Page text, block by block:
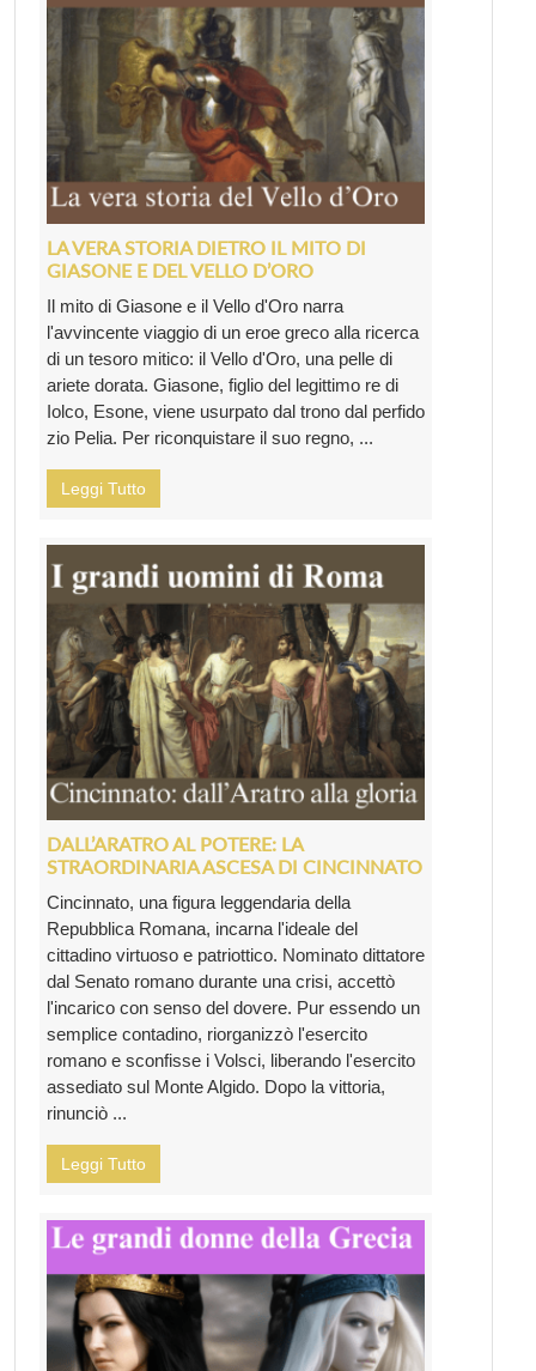
LA VERA STORIA DIETRO IL MITO DI
GIASONE E DEL VELLO D’ORO
Il mito di Giasone e il Vello d'Oro narra
l'avvincente viaggio di un eroe greco alla ricerca
di un tesoro mitico: il Vello d'Oro, una pelle di
ariete dorata. Giasone, figlio del legittimo re di
Iolco, Esone, viene usurpato dal trono dal perfido
zio Pelia. Per riconquistare il suo regno, ...
Leggi Tutto
DALL’ARATRO AL POTERE: LA
STRAORDINARIA ASCESA DI CINCINNATO
Cincinnato, una figura leggendaria della
Repubblica Romana, incarna l'ideale del
cittadino virtuoso e patriottico. Nominato dittatore
dal Senato romano durante una crisi, accettò
l'incarico con senso del dovere. Pur essendo un
semplice contadino, riorganizzò l'esercito
romano e sconfisse i Volsci, liberando l'esercito
assediato sul Monte Algido. Dopo la vittoria,
rinunciò ...
Leggi Tutto